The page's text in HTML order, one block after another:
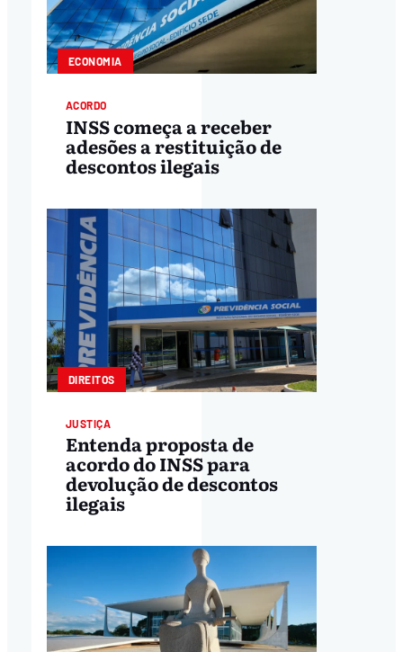
ECONOMIA
ACORDO
INSS começa a receber
adesões a restituição de
descontos ilegais
DIREITOS
JUSTIÇA
Entenda proposta de
acordo do INSS para
devolução de descontos
ilegais